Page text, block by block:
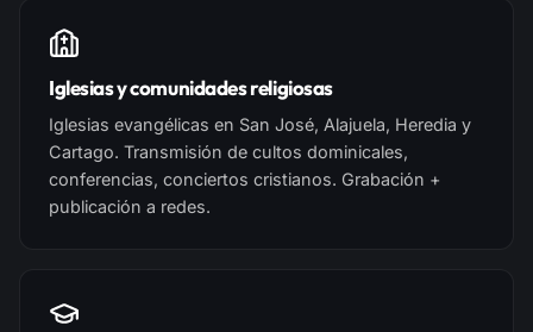
Iglesias y comunidades religiosas
Iglesias evangélicas en San José, Alajuela, Heredia y
Cartago. Transmisión de cultos dominicales,
conferencias, conciertos cristianos. Grabación +
publicación a redes.